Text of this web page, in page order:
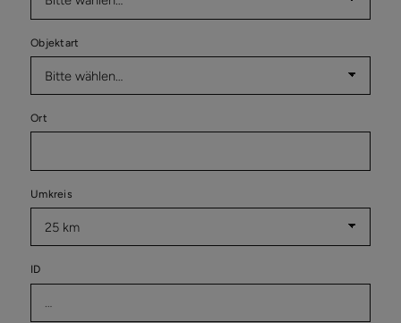
Objektart
Ort
Umkreis
ID